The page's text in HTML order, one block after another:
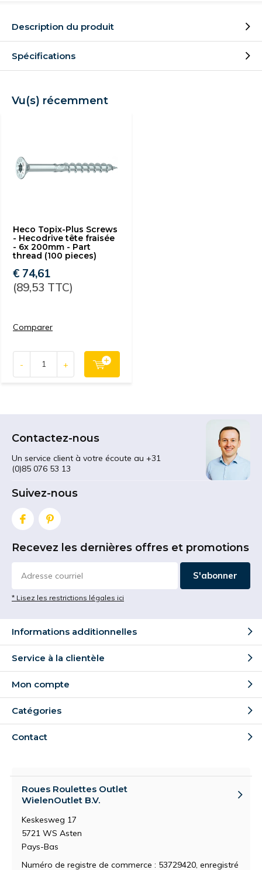
Description du produit
Spécifications
Vu(s) récemment
Heco Topix-Plus Screws
- Hecodrive tête fraisée
- 6x 200mm - Part
thread (100 pieces)
€ 74,61
(89,53 TTC)
Comparer
- +
Contactez-nous
Un service client à votre écoute au +31
(0)85 076 53 13
Suivez-nous
Recevez les dernières offres et promotions
S'abonner
* Lisez les restrictions légales ici
Informations additionnelles
Service à la clientèle
Mon compte
Catégories
Contact
Roues Roulettes Outlet
WielenOutlet B.V.
Keskesweg 17
5721 WS Asten
Pays-Bas
Numéro de registre de commerce : 53729420, enregistré